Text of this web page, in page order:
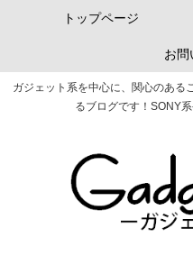
ガジェット系を中心に、関心のある
るブログです！SONY
トップページ
お問